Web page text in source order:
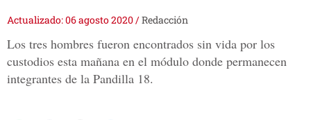
Actualizado: 06 agosto 2020/Redacción
Los tres hombres fueron encontrados sin vida por los
custodios esta mañana en el módulo donde permanecen
integrantes de la Pandilla 18.